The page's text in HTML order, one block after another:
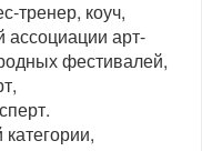
тренер, коуч,
ассоциации арт-
фестивалей,